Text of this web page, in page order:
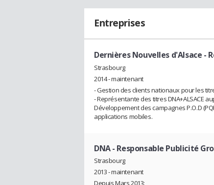
Entreprises
Dernières Nouvelles d'Alsace -
Strasbourg
2014 - maintenant
- Gestion des clients nationaux pour les
- Représentante des titres DNA+ALSACE
Développement des campagnes P.O.D
applications mobiles.
DNA- Responsable Publicité
Strasbourg
2013 - maintenant